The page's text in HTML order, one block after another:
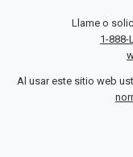
Llame o
1-888-
Al usar este sitio web